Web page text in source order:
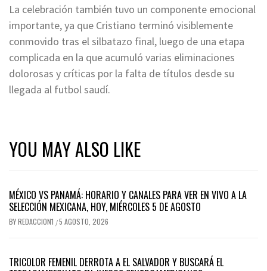
La celebración también tuvo un componente emocional
importante, ya que Cristiano terminó visiblemente
conmovido tras el silbatazo final, luego de una etapa
complicada en la que acumuló varias eliminaciones
dolorosas y críticas por la falta de títulos desde su
llegada al futbol saudí.
YOU MAY ALSO LIKE
MÉXICO VS PANAMÁ: HORARIO Y CANALES PARA VER EN VIVO A LA
SELECCIÓN MEXICANA, HOY, MIÉRCOLES 5 DE AGOSTO
BYREDACCION1 /5 AGOSTO, 2026
TRICOLOR FEMENIL DERROTA A EL SALVADOR Y BUSCARÁ EL